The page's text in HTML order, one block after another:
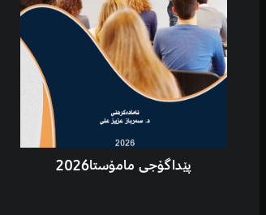
پێداگۆجی مامۆستا2026